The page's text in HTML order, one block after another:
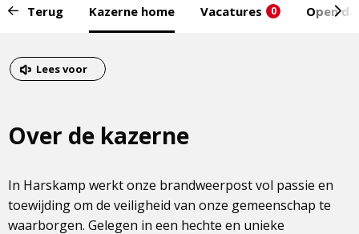
van
menu:
Terug Kazerne home Vacatures 0 Open
van
het
Dit
externe
Lees voor
Over de kazerne
In Harskamp werkt onze brandweerpost vol passie en
toewijding om de veiligheid van onze gemeenschap te
waarborgen. Gelegen in een hechte en unieke